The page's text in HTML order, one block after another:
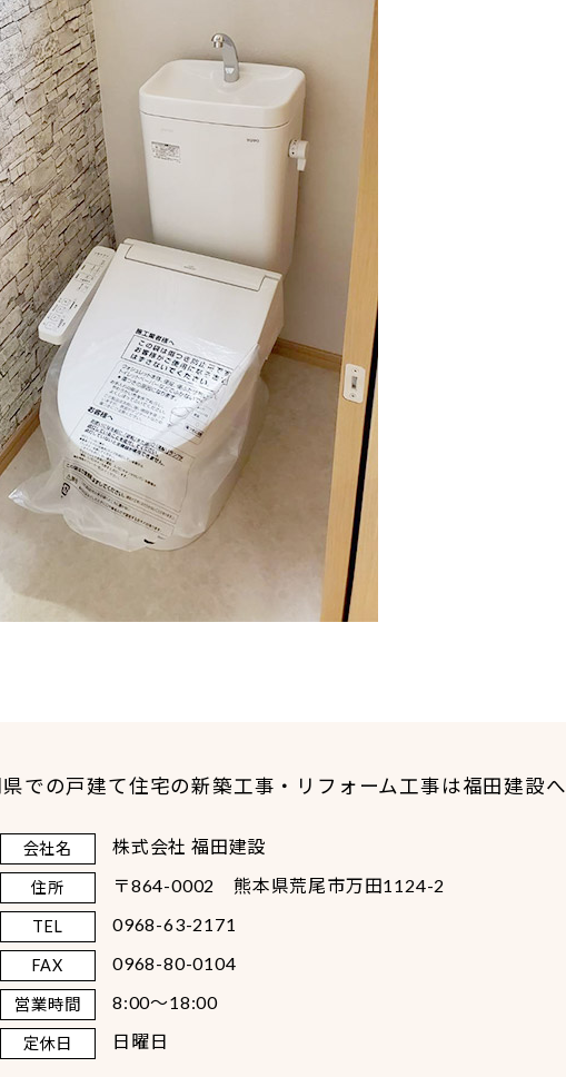
での戸建て住宅の新築工事・リフォーム工事は福田建設へ
会社名 株式会社 福田建設
住所 〒864-0002熊本県荒尾市万田1124-2
TEL 0968-63-2171
FAX 0968-80-0104
営業時間 8:00～18:00
定休日 日曜日